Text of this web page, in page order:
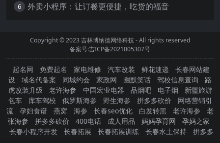
6 外卖小程序：让订餐更便捷，吃货的福音
Copyright © 2023吉林博纳德网络科技- All rights reserved
备案号:吉ICP备2021005307号
起名网 免费起名 家电维修 汽车改装 鲜花速递
长春网站建
设
域名代备案 同城约会 家政网 幽默笑话 驾校信息查询
路
虎改装升级
老许海参 中国宏业电器 品烟吧 电子烟
新疆旅游
包车
库车驾校 俄罗斯海参 野生海参 拼多多砍价
网络营销引
流
孕妇食谱 燕窝 海参 长春seo优化 白发转黑 老许海参
老
张海参
拼多多砍价 400电话 成人用品 妈妈孕育网
孕妈之家
长春小程序开发
长春拓展 长春拓展训练 长春水土保持
拼多多